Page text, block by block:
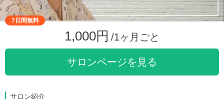
7日間無料
1,000円 /1ヶ月ごと
サロンページを見る
サロン紹介